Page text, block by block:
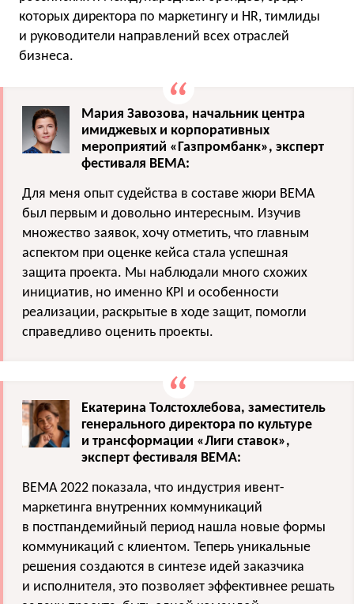
которых директора по маркетингу и HR, тимлиды
и руководители направлений всех отраслей
бизнеса.
Мария Завозова, начальник центра
имиджевых и корпоративных
мероприятий «Газпромбанк», эксперт
фестиваля BEMA:
Для меня опыт судейства в составе жюри BEMA
был первым и довольно интересным. Изучив
множество заявок, хочу отметить, что главным
аспектом при оценке кейса стала успешная
защита проекта. Мы наблюдали много схожих
инициатив, но именно KPI и особенности
реализации, раскрытые в ходе защит, помогли
справедливо оценить проекты.
Екатерина Толстохлебова, заместитель
генерального директора по культуре
и трансформации «Лиги ставок»,
эксперт фестиваля BEMA:
BEMA 2022 показала, что индустрия ивент-
маркетинга внутренних коммуникаций
в постпандемийный период нашла новые формы
коммуникаций с клиентом. Теперь уникальные
решения создаются в синтезе идей заказчика
и исполнителя, это позволяет эффективнее решать